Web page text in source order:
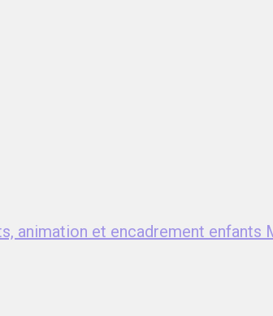
animation et encadrement enfants